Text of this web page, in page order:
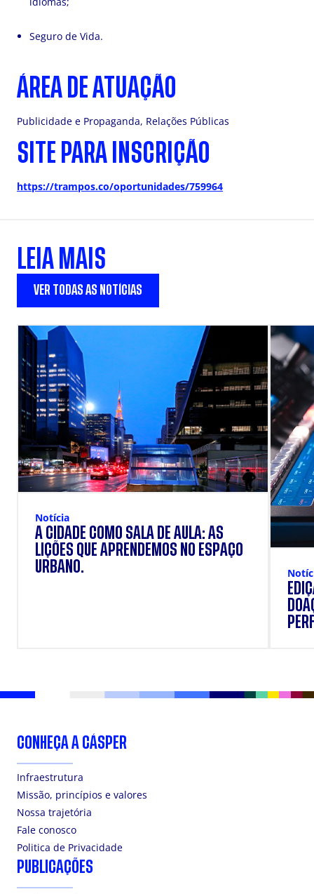
Seguro de Vida.
ÁREA DE ATUAÇÃO
Publicidade e Propaganda, Relações Públicas
SITE PARA INSCRIÇÃO
https://trampos.co/oportunidades/759964
LEIA MAIS
VER TODAS AS NOTÍCIAS
Notícia
A CIDADE COMO SALA DE AULA: AS
LIÇÕES QUE APRENDEMOS NO ESPAÇO
URBANO.
CONHEÇA A CÁSPER
Infraestrutura
Missão, princípios e valores
Nossa trajetória
Fale conosco
Politica de Privacidade
PUBLICAÇÕES